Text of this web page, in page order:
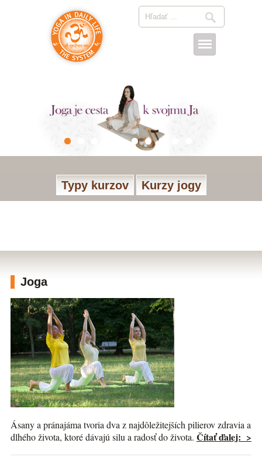
Typy kurzov Kurzy jogy
Joga
Ásany a pránajáma tvoria dva z najdôležitejších pilierov zdravia a
dlhého života, ktoré dávajú silu a radosť do života. Čítať ďalej: >